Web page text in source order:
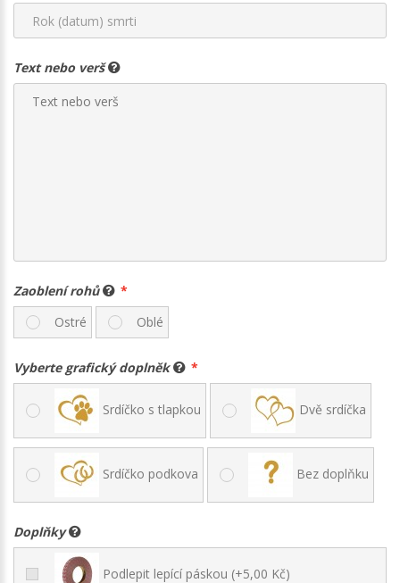
Text nebo verš
Zaoblení rohů
Ostré
Oblé
Vyberte grafický doplněk
Srdíčko s tlapkou Dvě srdíčka
Srdíčko podkova Bez doplňku
Doplňky
Podlepit lepící páskou (+5,00 Kč)